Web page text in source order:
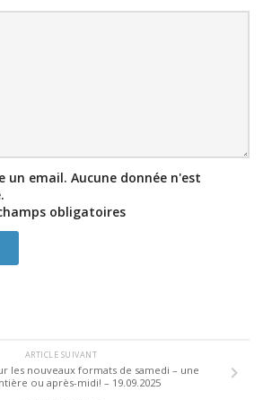
un email. Aucune donnée n'est
obligatoires
ARTICLE SUIVANT
les nouveaux formats de samedi – une
ou après-midi! – 19.09.2025